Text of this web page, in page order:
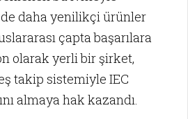
daha yenilikçi ürünler
çapta başarılara
olarak yerli bir şirket,
takip sistemiyle IEC
almaya hak kazandı.